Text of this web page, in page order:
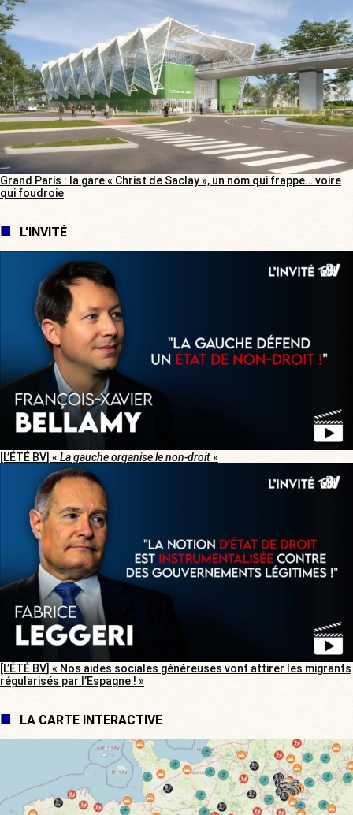
Grand Paris : la gare « Christ de Saclay », un nom qui frappe… voire
qui foudroie
L'INVITÉ
[L’ÉTÉ BV] « La gauche organise le non-droit»
[L’ÉTÉ BV] « Nos aides sociales généreuses vont attirer les migrants
régularisés par l’Espagne ! »
LA CARTE INTERACTIVE